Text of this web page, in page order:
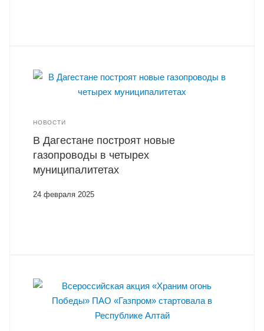
НОВОСТИ
В Дагестане построят новые
газопроводы в четырех
муниципалитетах
24 февраля 2025